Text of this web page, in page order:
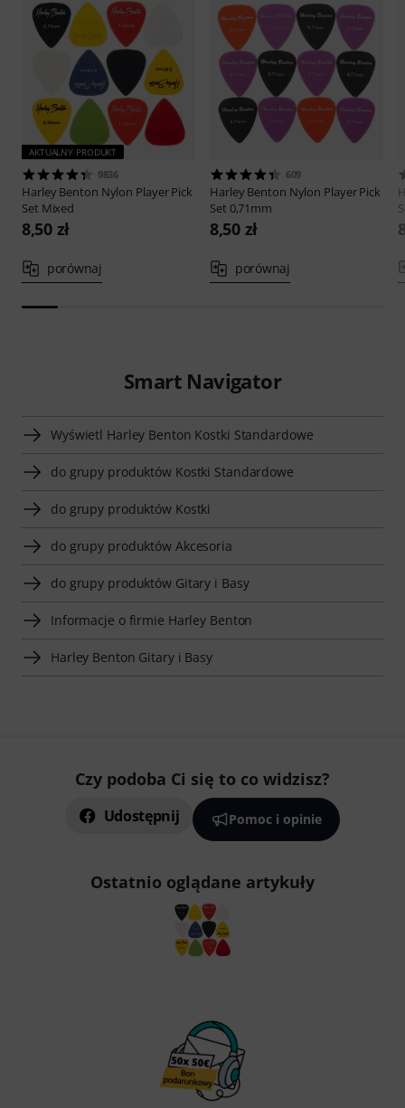
AKTUALNY PRODUKT
9836
Harley Benton Nylon Player Pick
Set Mixed
8,50 zł
porównaj
609
Harley Benton Nylon Player Pick
Set 0,71mm
8,50 zł
porównaj
Smart Navigator
Wyświetl Harley Benton Kostki Standardowe
do grupy produktów Kostki Standardowe
do grupy produktów Kostki
do grupy produktów Akcesoria
do grupy produktów Gitary i Basy
Informacje o firmie Harley Benton
Harley Benton Gitary i Basy
Czy podoba Ci się to co widzisz?
Udostępnij Pomoc i opinie
Ostatnio oglądane artykuły